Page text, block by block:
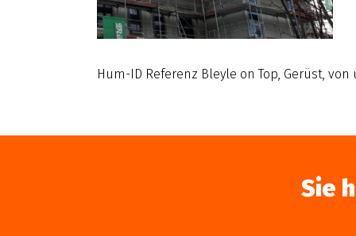
Hum-ID Referenz Bleyle on Top, Gerüst, von
Sie